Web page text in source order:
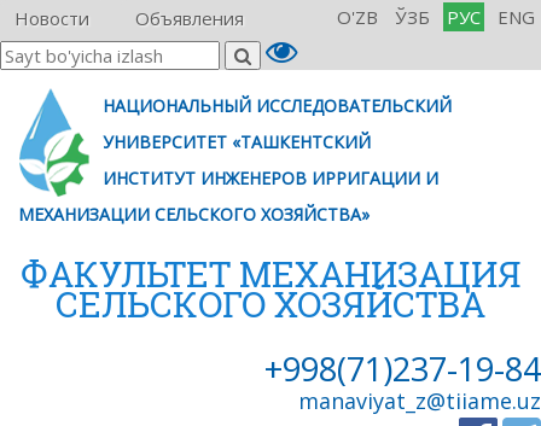
Новости Объявления O'ZB ЎЗБ РУС ENG
НАЦИОНАЛЬНЫЙ ИССЛЕДОВАТЕЛЬСКИЙ
УНИВЕРСИТЕТ «ТАШКЕНТСКИЙ
ИНСТИТУТ ИНЖЕНЕРОВ ИРРИГАЦИИ И
МЕХАНИЗАЦИИ СЕЛЬСКОГО ХОЗЯЙСТВА»
ФАКУЛЬТЕТ МЕХАНИЗАЦИЯ
СЕЛЬСКОГО ХОЗЯЙСТВА
+998(71)237-19-84
manaviyat_z@tiiame.uz